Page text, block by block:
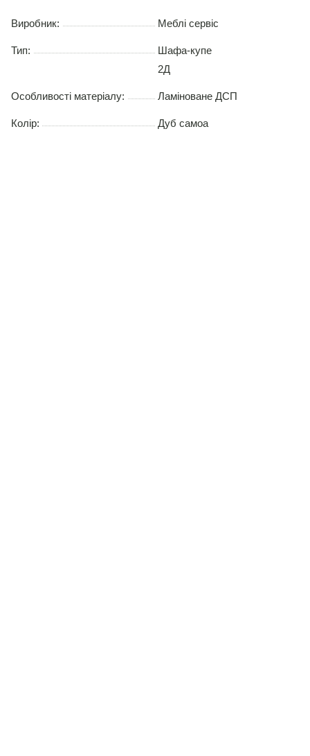
Виробник: Меблі сервіс
Тип:
Шафа-купе
2Д
Особливості матеріалу: Ламіноване ДСП
Колір: Дуб самоа